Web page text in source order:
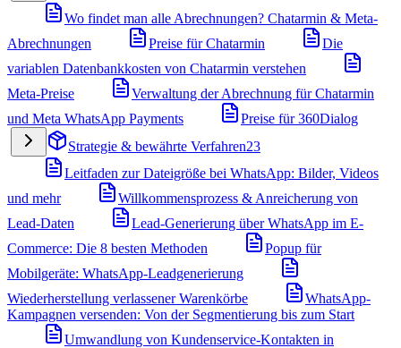
Wo findet man alle Abrechnungen? Chatarmin & Meta-
Abrechnungen
Preise für Chatarmin
Die
variablen Datenbankkosten von Chatarmin verstehen
Meta-Preise
Verwaltung der Abrechnung für Chatarmin
und Meta WhatsApp Payments
Preise für 360Dialog
Strategie & bewährte Verfahren23
Leitfaden zur Dateigröße bei WhatsApp: Bilder, Videos
und mehr
Willkommensprozess & Anreicherung von
Lead-Daten
Lead-Generierung über WhatsApp im E-
Commerce: Die 8 besten Methoden
Popup für
Mobilgeräte: WhatsApp-Leadgenerierung
Wiederherstellung verlassener Warenkörbe
WhatsApp-
Kampagnen versenden: Von der Segmentierung bis zum Start
Umwandlung von Kundenservice-Kontakten in